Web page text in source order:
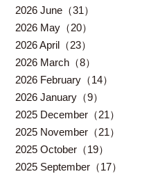
2026 June（31）
2026 May（20）
2026 April（23）
2026 March（8）
2026 February（14）
2026 January（9）
2025 December（21）
2025 November（21）
2025 October（19）
2025 September（17）